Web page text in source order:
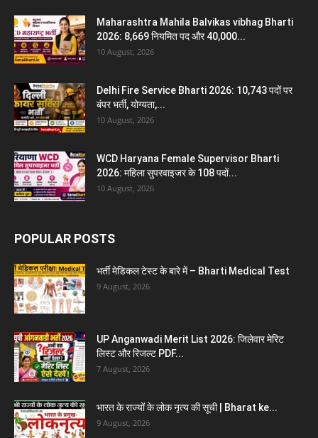
Maharashtra Mahila Balvikas vibhag Bharti
2026: 8,669 नियमित पद और 40,000...
10 August, 2026
Delhi Fire Service Bharti 2026: 10,743 पदों पर
बंपर भर्ती, योग्यता,...
10 August, 2026
WCD Haryana Female Supervisor Bharti
2026: महिला सुपरवाइजर के 108 पदों...
10 August, 2026
POPULAR POSTS
भर्ती मेडिकल टेस्ट के बारे में – Bharti Medical Test
9 August, 2026
UP Anganwadi Merit List 2026: जिलेवार मेरिट
लिस्ट और रिजल्ट PDF...
7 August, 2026
भारत के राज्यों के लोक नृत्य की सूची | Bharat ke...
9 August, 2026